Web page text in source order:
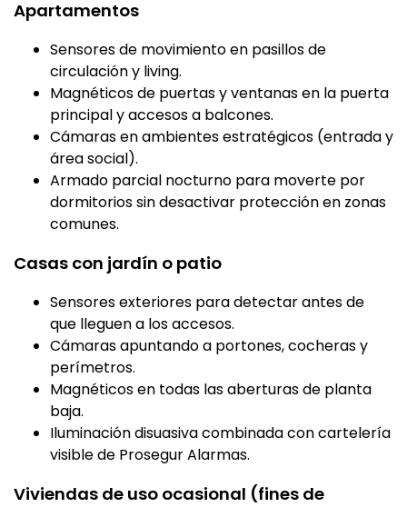
Apartamentos
Sensores de movimiento en pasillos de
circulación y living.
Magnéticos de puertas y ventanas en la puerta
principal y accesos a balcones.
Cámaras en ambientes estratégicos (entrada y
área social).
Armado parcial nocturno para moverte por
dormitorios sin desactivar protección en zonas
comunes.
Casas con jardín o patio
Sensores exteriores para detectar antes de
que lleguen a los accesos.
Cámaras apuntando a portones, cocheras y
perímetros.
Magnéticos en todas las aberturas de planta
baja.
Iluminación disuasiva combinada con cartelería
visible de Prosegur Alarmas.
Viviendas de uso ocasional (fines de